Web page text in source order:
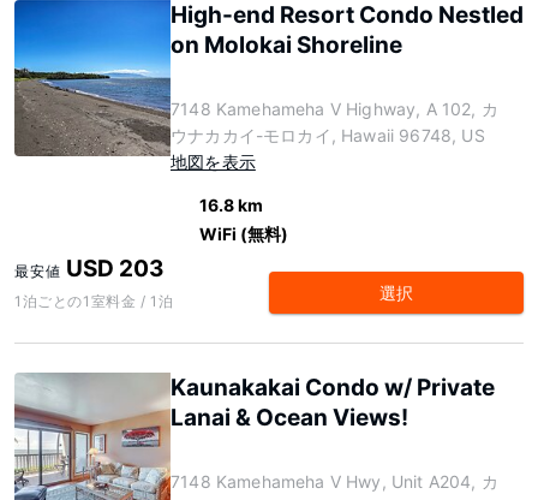
High-end Resort Condo Nestled
on Molokai Shoreline
7148 Kamehameha V Highway, A 102, カ
ウナカカイ-モロカイ, Hawaii 96748, US
地図を表示
16.8 km
WiFi (無料)
最安値 USD 203
1泊ごとの1室料金 / 1泊 選択
Kaunakakai Condo w/ Private
Lanai & Ocean Views!
7148 Kamehameha V Hwy, Unit A204, カ